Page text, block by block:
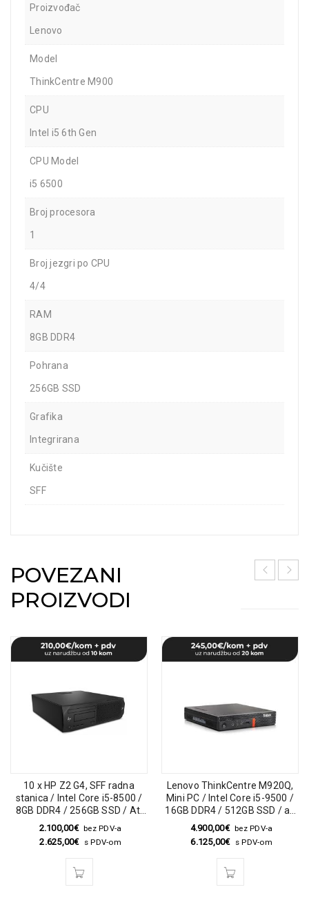
Proizvođač
Lenovo
Model
ThinkCentre M900
CPU
Intel i5 6th Gen
CPU Model
i5 6500
Broj procesora
1
Broj jezgri po CPU
4/4
RAM
8GB DDR4
Pohrana
256GB SSD
Grafika
Integrirana
Kučište
SFF
POVEZANI
PROIZVODI
10 x HP Z2 G4, SFF radna
stanica / Intel Core i5-8500 /
8GB DDR4 / 256GB SSD / Ati
Radeon R7 430 2GB DDR5
2.100,00€ bez PDV-a
2.625,00€ s PDV-om
Lenovo ThinkCentre M920Q,
Mini PC / Intel Core i5-9500 /
16GB DDR4 / 512GB SSD / ac
adapter
4.900,00€ bez PDV-a
6.125,00€ s PDV-om